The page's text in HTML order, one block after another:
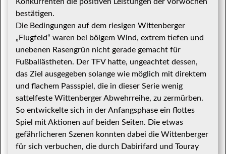
bestätigen.
Die Bedingungen auf dem riesigen Wittenberger
„Flugfeld“ waren bei böigem Wind, extrem tiefen und
unebenen Rasengrün nicht gerade gemacht für
Fußballästheten. Der TFV hatte, ungeachtet dessen,
das Ziel ausgegeben solange wie möglich mit direktem
und flachem Passspiel, die in dieser Serie wenig
sattelfeste Wittenberger Abwehrreihe, zu zermürben.
So entwickelte sich in der Anfangsphase ein flottes
Spiel mit Aktionen auf beiden Seiten. Die etwas
gefährlicheren Szenen konnten dabei die Wittenberger
für sich verbuchen, die durch Dabirifard und Touray